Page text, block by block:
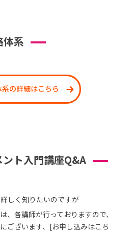
体系
の詳細はこちら
ト入門講座Q&A
しく知りたいのですが
、各講師が行っておりますので、
ございます、[お申し込みはこち